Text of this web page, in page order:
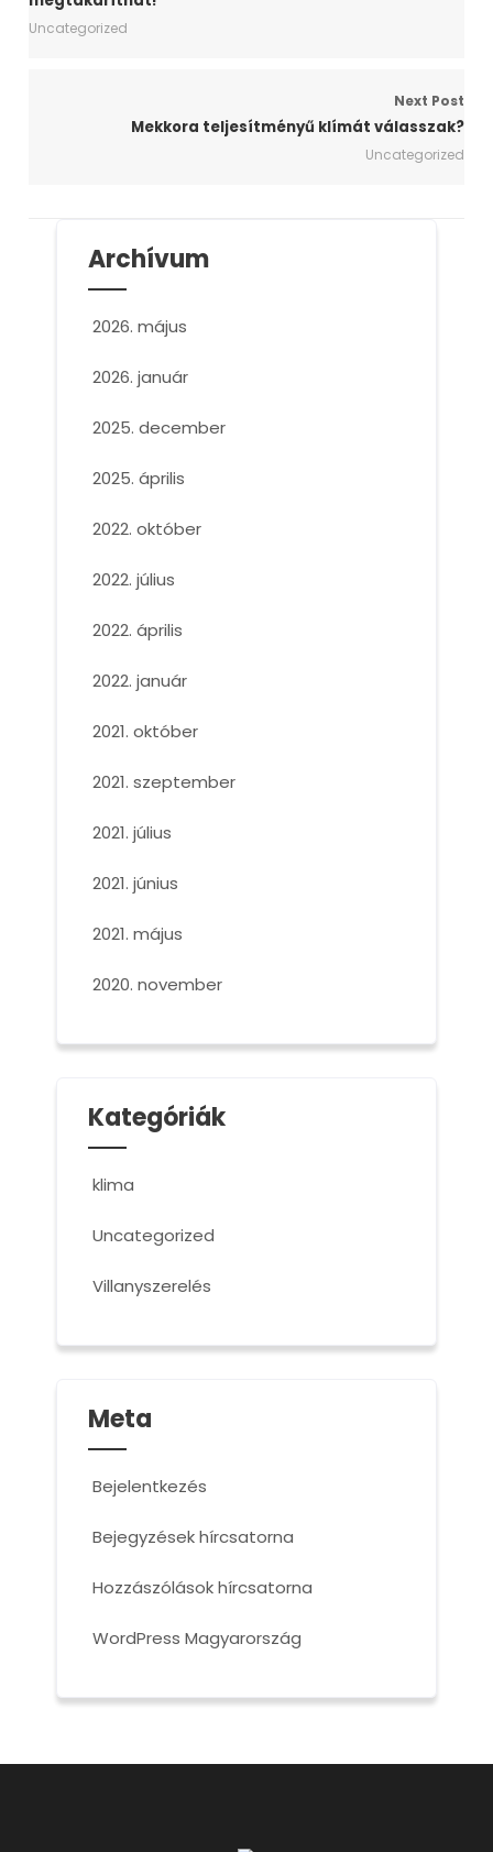
Uncategorized
Next Post
Mekkora teljesítményű klímát válasszak?
Uncategorized
Archívum
2026. május
2026. január
2025. december
2025. április
2022. október
2022. július
2022. április
2022. január
2021. október
2021. szeptember
2021. július
2021. június
2021. május
2020. november
Kategóriák
klima
Uncategorized
Villanyszerelés
Meta
Bejelentkezés
Bejegyzések hírcsatorna
Hozzászólások hírcsatorna
WordPress Magyarország